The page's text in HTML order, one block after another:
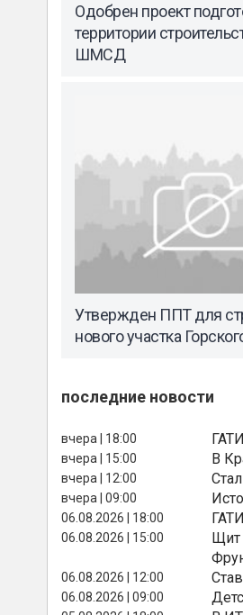
Одобрен проект
территории
ШМСД
Утвержден ППТ для
нового участка
последние новости
вчера | 18:00
вчера | 15:00 В
вчера | 12:00
вчера | 09:00
06.08.2026 | 18:00
06.08.2026 | 15:00
Щит
06.08.2026 | 12:00
06.08.2026 | 09:00